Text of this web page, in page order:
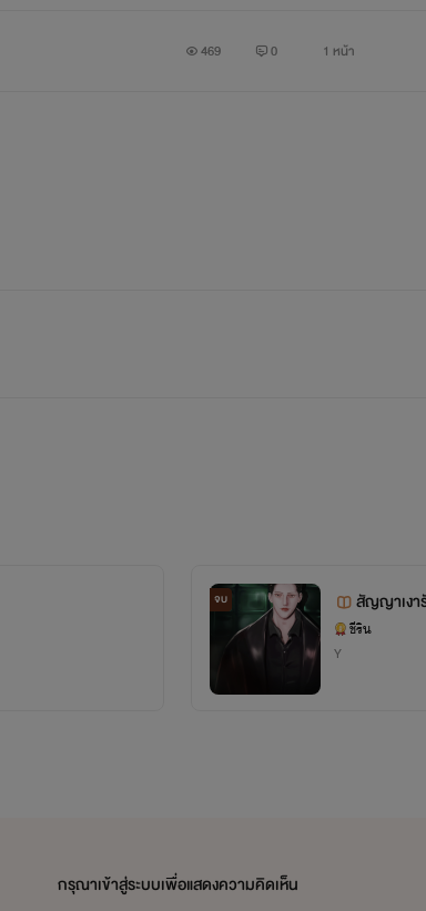
469 0 1 หน้า
จบ สัญญาเงา
ชีริน
Y
กรุณาเข้าสู่ระบบเพื่อแสดงความคิดเห็น